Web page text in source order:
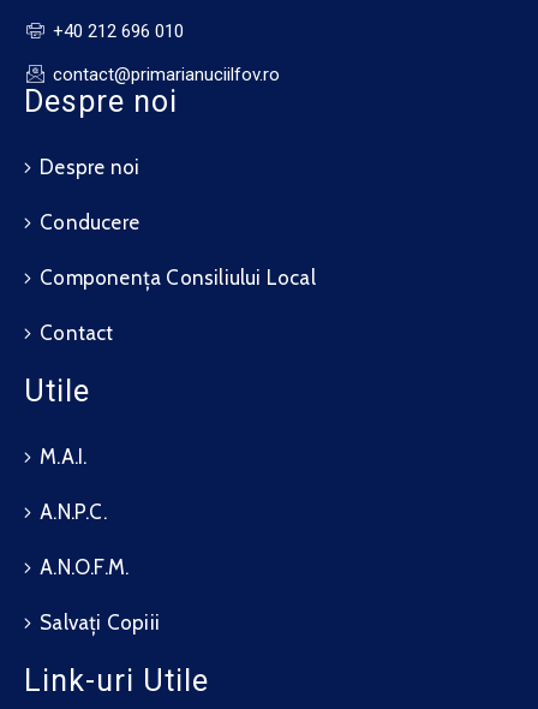
+40 212 696 010
contact@primarianuciilfov.ro
Despre noi
Despre noi
Conducere
Componența Consiliului Local
Contact
Utile
M.A.I.
A.N.P.C.
A.N.O.F.M.
Salvați Copiii
Link-uri Utile